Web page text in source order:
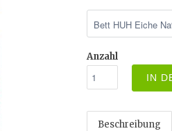
Anzahl
IN
Beschreibung